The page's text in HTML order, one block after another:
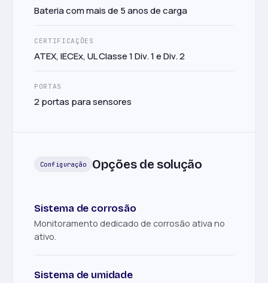
Bateria com mais de 5 anos de carga
CERTIFICAÇÕES
ATEX, IECEx, UL Classe 1 Div. 1 e Div. 2
PORTAS
2 portas para sensores
Configuração Opções de solução
Sistema de corrosão
Monitoramento dedicado de corrosão ativa no
ativo.
Sistema de umidade